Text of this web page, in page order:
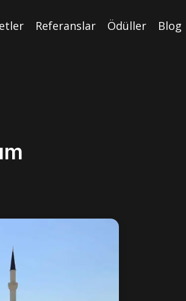
Referanslar Ödüller Blog